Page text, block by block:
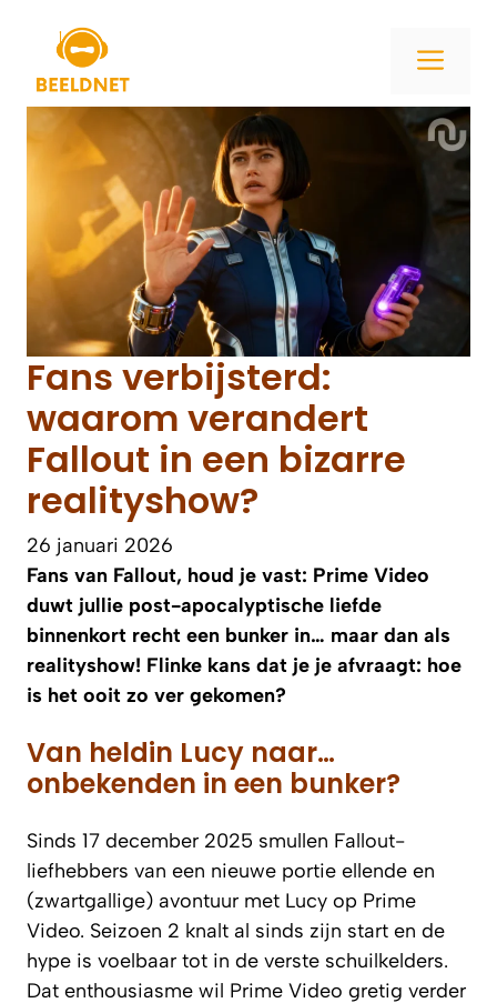
inhoud
Fans verbijsterd:
waarom verandert
Fallout in een bizarre
realityshow?
26 januari 2026
Fans van Fallout, houd je vast: Prime Video
duwt jullie post-apocalyptische liefde
binnenkort recht een bunker in… maar dan als
realityshow! Flinke kans dat je je afvraagt: hoe
is het ooit zo ver gekomen?
Van heldin Lucy naar…
onbekenden in een bunker?
Sinds 17 december 2025 smullen Fallout-
liefhebbers van een nieuwe portie ellende en
(zwartgallige) avontuur met Lucy op Prime
Video. Seizoen 2 knalt al sinds zijn start en de
hype is voelbaar tot in de verste schuilkelders.
Dat enthousiasme wil Prime Video gretig verder